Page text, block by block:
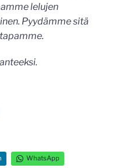
lelujen
Pyydämme sitä
WhatsApp